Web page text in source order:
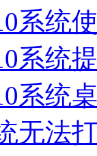
系统
系统
系统
无法